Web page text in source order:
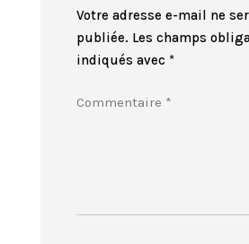
Votre adresse e-mail ne
publiée. Les champs
indiqués avec *